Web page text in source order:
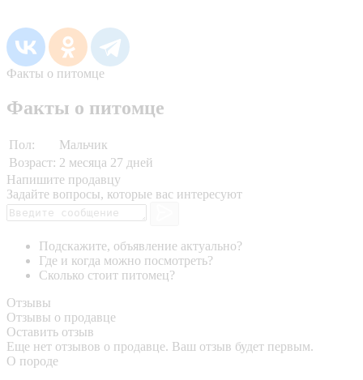
Факты о питомце
Факты о питомце
Пол:
Мальчик
Возраст: 2 месяца 27 дней
Напишите продавцу
Задайте вопросы, которые вас интересуют
Подскажите, объявление актуально?
Где и когда можно посмотреть?
Сколько стоит питомец?
Отзывы
Отзывы о продавце
Оставить отзыв
Еще нет отзывов о продавце. Ваш отзыв будет первым.
О породе